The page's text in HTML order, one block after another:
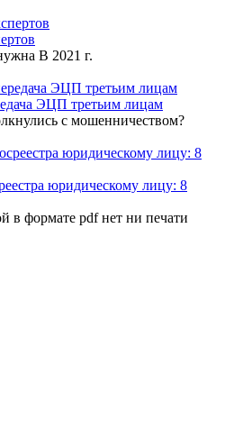
В 2021 г.
ЭЦП третьим лицам
с мошенничеством?
юридическому лицу: 8
в формате pdf нет ни печати